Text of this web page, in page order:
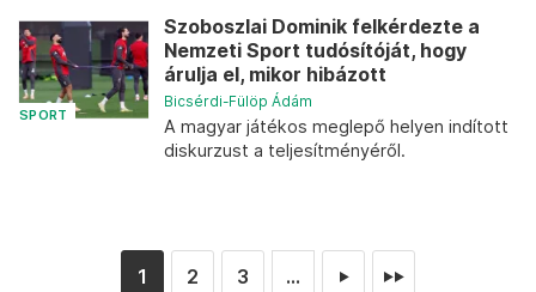
SPORT
Szoboszlai Dominik felkérdezte a
Nemzeti Sport tudósítóját, hogy
árulja el, mikor hibázott
Bicsérdi-Fülöp Ádám
A magyar játékos meglepő helyen indított
diskurzust a teljesítményéről.
1 2 3 ... ► ►►